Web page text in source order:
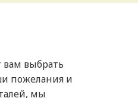
выбрать
пожелания и
мы